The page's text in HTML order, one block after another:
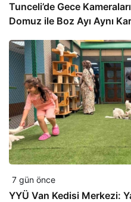
Tunceli’de Gece
Domuz ile Boz Ayı Aynı
7 gün önce
YYÜ Van Kedisi Merkezi: